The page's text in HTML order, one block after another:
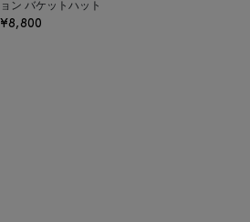
ョン バケットハット
¥8,800